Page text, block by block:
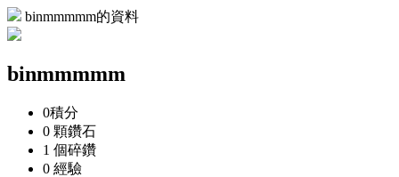
binmmmmm的資料
binmmmmm
0積分
0 顆鑽石
1 個碎鑽
0 經驗